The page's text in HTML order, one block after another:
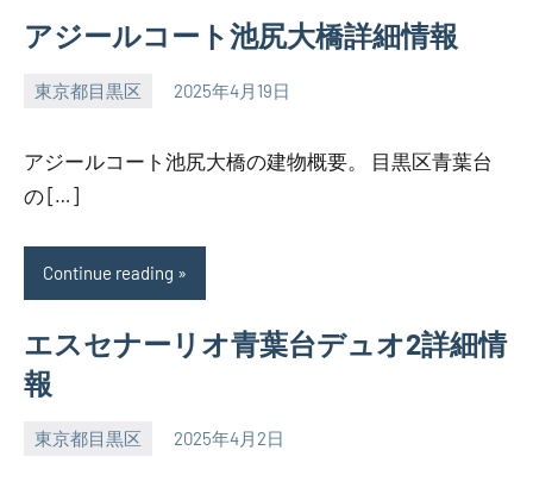
アジールコート池尻大橋詳細情報
東京都目黒区 2025年4月19日
SEZIMO
アジールコート池尻大橋の建物概要。 目黒区青葉台
の […]
Continue reading
エスセナーリオ青葉台デュオ2詳細情
報
東京都目黒区 2025年4月2日
SEZIMO